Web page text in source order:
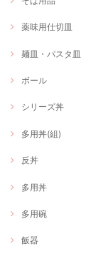
薬味用仕切皿
麺皿・パスタ皿
ボール
シリーズ丼
多用丼(組)
反丼
多用丼
多用碗
飯器